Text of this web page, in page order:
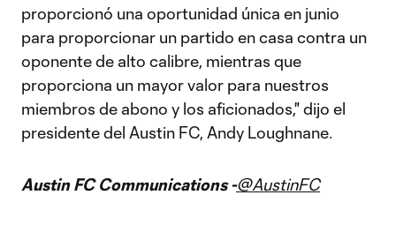
proporcionó una oportunidad única en junio
para proporcionar un partido en casa contra un
oponente de alto calibre, mientras que
proporciona un mayor valor para nuestros
miembros de abono y los aficionados," dijo el
presidente del Austin FC, Andy Loughnane.
Austin FC Communications -@AustinFC